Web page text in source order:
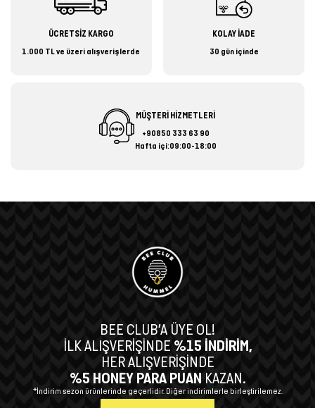
ÜCRETSİZ KARGO
1.000 TL ve üzeri alışverişlerde
KOLAY İADE
30 gün içinde
MÜŞTERİ HİZMETLERİ
+90850 333 63 90
Hafta içi:09:00-18:00
BEE CLUB’A ÜYE OL!
İLK ALIŞVERİŞİNDE %15 İNDİRİM,
HER ALIŞVERİŞİNDE
%5 HONEY PARA PUAN KAZAN.
*İndirim sezon ürünlerinde geçerlidir. Diğer indirimlerle birleştirilemez.